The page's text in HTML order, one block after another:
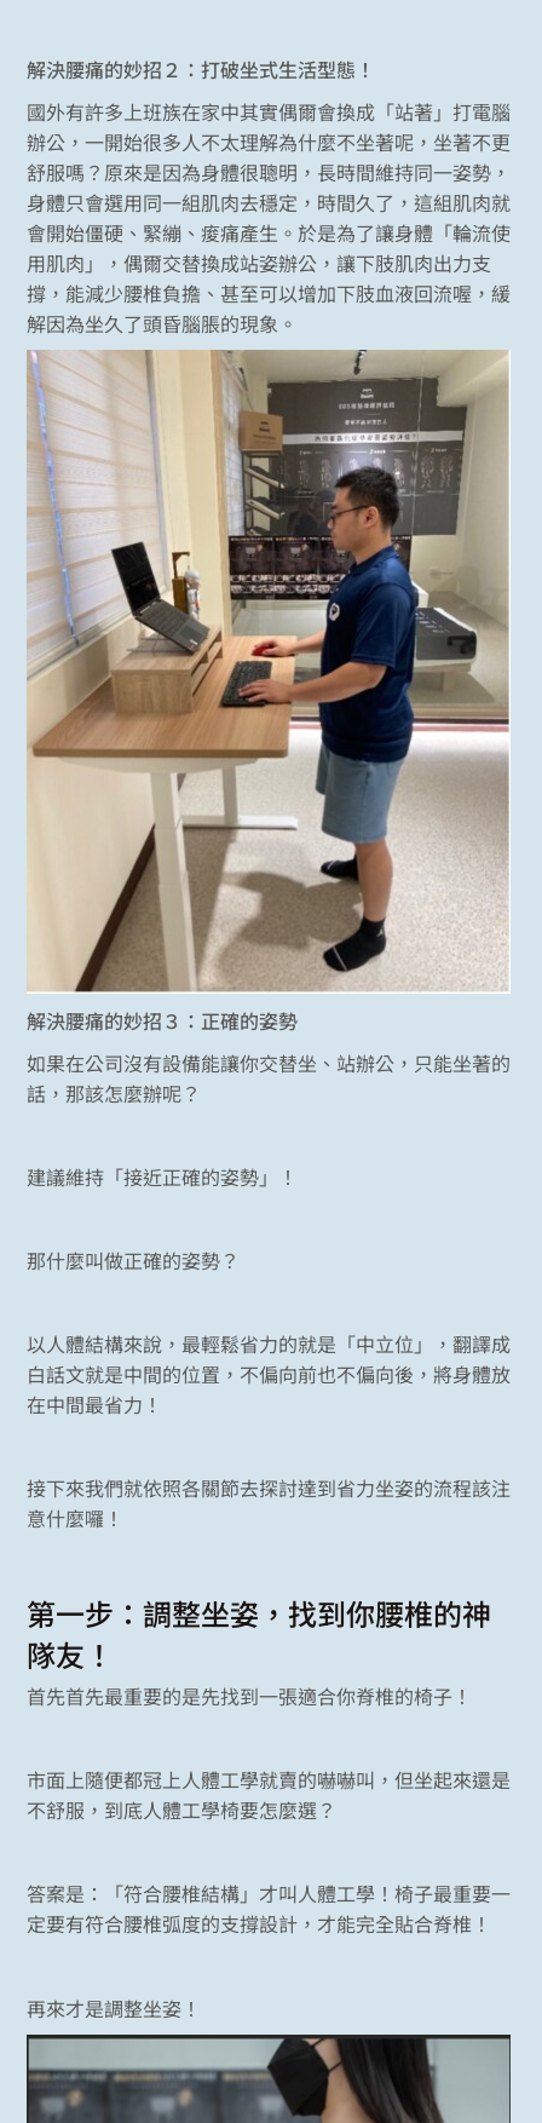
解決腰痛的妙招２：打破坐式生活型態！
國外有許多上班族在家中其實偶爾會換成「站著」打電腦
辦公，一開始很多人不太理解為什麼不坐著呢，坐著不更
舒服嗎？原來是因為身體很聰明，長時間維持同一姿勢，
身體只會選用同一組肌肉去穩定，時間久了，這組肌肉就
會開始僵硬、緊繃、痠痛產生。於是為了讓身體「輪流使
用肌肉」，偶爾交替換成站姿辦公，讓下肢肌肉出力支
撐，能減少腰椎負擔、甚至可以增加下肢血液回流喔，緩
解因為坐久了頭昏腦脹的現象。
解決腰痛的妙招３：正確的姿勢
如果在公司沒有設備能讓你交替坐、站辦公，只能坐著的
話，那該怎麼辦呢？
建議維持「接近正確的姿勢」！
那什麼叫做正確的姿勢？
以人體結構來說，最輕鬆省力的就是「中立位」，翻譯成
白話文就是中間的位置，不偏向前也不偏向後，將身體放
在中間最省力！
接下來我們就依照各關節去探討達到省力坐姿的流程該注
意什麼囉！
第一步：調整坐姿，找到你腰椎的神
隊友！
首先首先最重要的是先找到一張適合你脊椎的椅子！
市面上隨便都冠上人體工學就賣的嚇嚇叫，但坐起來還是
不舒服，到底人體工學椅要怎麼選？
答案是：「符合腰椎結構」才叫人體工學！椅子最重要一
定要有符合腰椎弧度的支撐設計，才能完全貼合脊椎！
再來才是調整坐姿！